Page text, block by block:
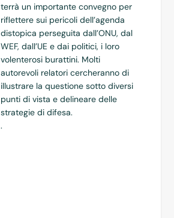
terrà un importante convegno per
riflettere sui pericoli dell’agenda
distopica perseguita dall’ONU, dal
WEF, dall’UE e dai politici, i loro
volenterosi burattini. Molti
autorevoli relatori cercheranno di
illustrare la questione sotto diversi
punti di vista e delineare delle
strategie di difesa.
.